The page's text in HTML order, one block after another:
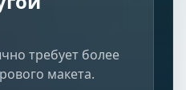
требует более
макета.